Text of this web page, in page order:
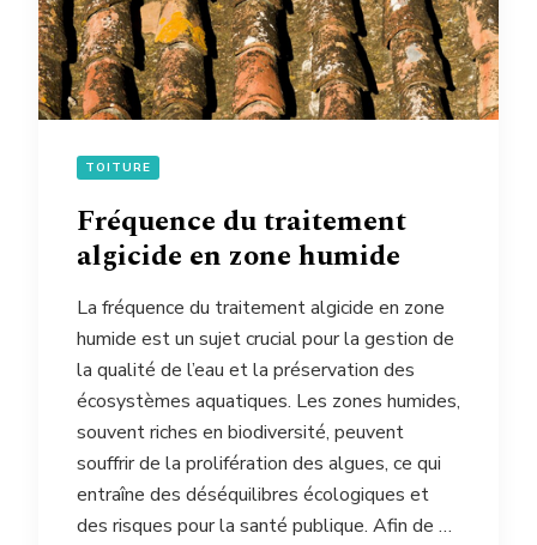
TOITURE
Fréquence du traitement
algicide en zone humide
La fréquence du traitement algicide en zone
humide est un sujet crucial pour la gestion de
la qualité de l’eau et la préservation des
écosystèmes aquatiques. Les zones humides,
souvent riches en biodiversité, peuvent
souffrir de la prolifération des algues, ce qui
entraîne des déséquilibres écologiques et
des risques pour la santé publique. Afin de …